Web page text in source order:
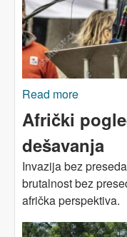
Read more
Afrički
dešavanja
Invazija bez
brutalnost bez
afrička perspektiva.